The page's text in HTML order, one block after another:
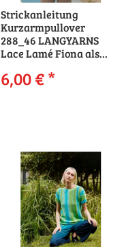
Strickanleitung
Kurzarmpullover
288_46 LANGYARNS
Lace Lamé Fiona als
6,00 €*